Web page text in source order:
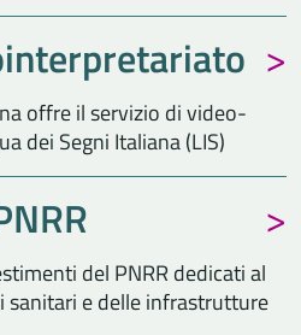
offre il servizio di video-
dei Segni Italiana (LIS)
del PNRR dedicati al
sanitari e delle infrastrutture